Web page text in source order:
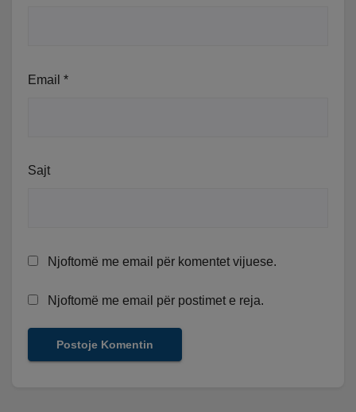
Email *
Sajt
Njoftomë me email për komentet vijuese.
Njoftomë me email për postimet e reja.